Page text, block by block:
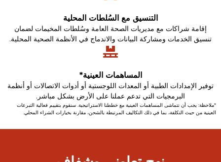
التنسيق مع السُلطات المحلية
إقامة شراكات مع مديريات الصحة العامة وسُلطات المخيمات لضمان
تنسيق الخدمات ومشاركة البيانات والاندماج في الأنظمة الصحية المحلية.
المساهمات العينية*
توفير الإمدادات الطبية أو المعدات اللوجستية أو أدوات الاتصالات أو أنظمة
البرمجيات التي تدعم عملنا على الأرض بشكل مباشر.
*ملاحظة: يجب أن تتماشى المساهمات العينية مع خططنا الاستراتيجية. سنقوم بتقييم فعالية التبرعات
العينية من حيث التكلفة، بما في ذلك التكاليف المرتبطة بالشحن، مقارنة بخيارات الشراء المحلي.